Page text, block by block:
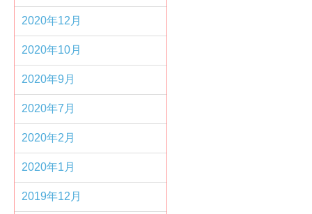
2020年12月
2020年10月
2020年9月
2020年7月
2020年2月
2020年1月
2019年12月